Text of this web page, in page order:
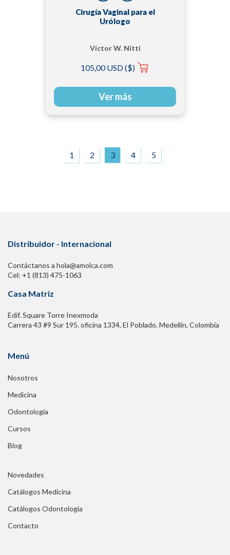
Cirugía Vaginal para el
Urólogo
Víctor W. Nitti
105,00 USD ($)
Ver más
1 2 3 4 5
Distribuidor - Internacional
Contáctanos a hola@amolca.com
Cel: +1 (813) 475-1063
Casa Matriz
Edif. Square Torre Inexmoda
Carrera 43 #9 Sur 195. oficina 1334, El Poblado. Medellín, Colombia
Menú
Nosotros
Medicina
Odontología
Cursos
Blog
Novedades
Catálogos Medicina
Catálogos Odontología
Contacto